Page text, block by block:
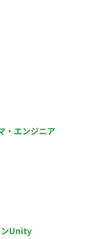
・エンジニア
Unity